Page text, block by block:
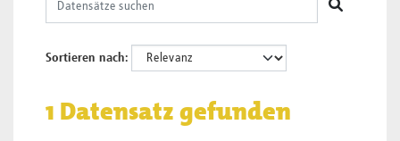
Sortieren nach
1 Datensatz gefunden